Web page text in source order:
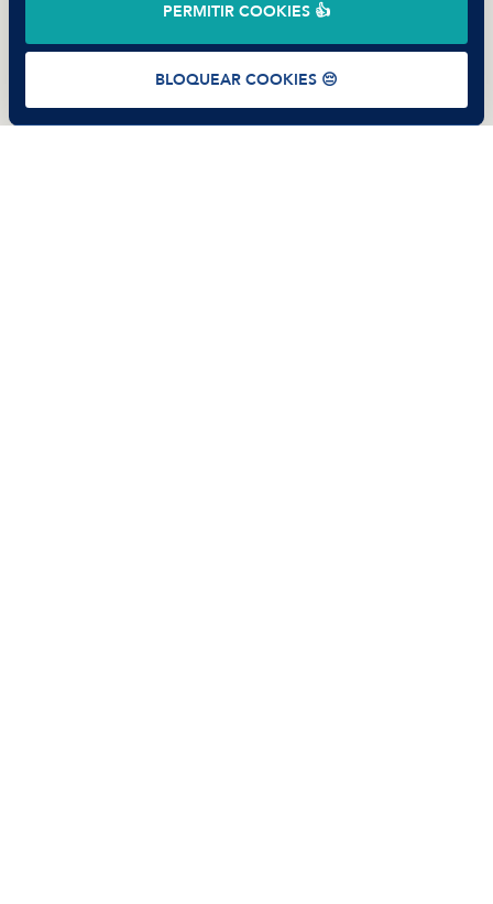
PERMITIR COOKIES 👍
BLOQUEAR COOKIES 😔
Términos de usoPolítica de PrivacidadCookies